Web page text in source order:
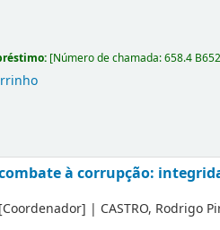
[Número de chamada:658.4
à corrupção:
[Coordenador] | CASTRO, Rodrigo